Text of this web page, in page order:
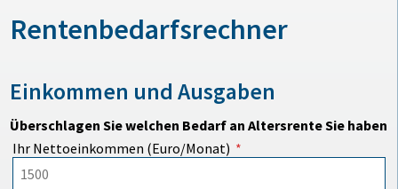
Rentenbedarfsrechner
Einkommen und Ausgaben
Überschlagen Sie welchen Bedarf an Altersrente Sie haben
Ihr Nettoeinkommen (Euro/Monat)